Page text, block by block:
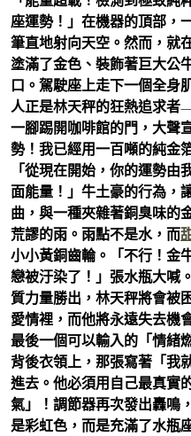
座運勢！」在機器的頂部，
筆直地射向天空。然而，就
塗滿了金色、裝飾著巨大公
口。駕駛座上走下一個全身
人正是林天秤的狂熱追求者
一腳踢開咖啡館的門，大聲
勢！我已經用一百噸的純金
「從現在開始，你的運勢
面能量！」牛土豪的行為，
曲，與一種夾雜著銅臭味的
荒謬的雨。雨點不是水，而
小小黃銅齒輪。「不行！金
戀被汙染了！」張水瓶大喊
質力量勝出，林天秤將會被
愛情裡，而他將永遠失去機
最後一個可以輸入的「情緒
背後衣領上，那張寫著「我
進去。他必須用自己最真實
氣」！調節器再次發出轟鳴
是彩虹色，而是充滿了水瓶